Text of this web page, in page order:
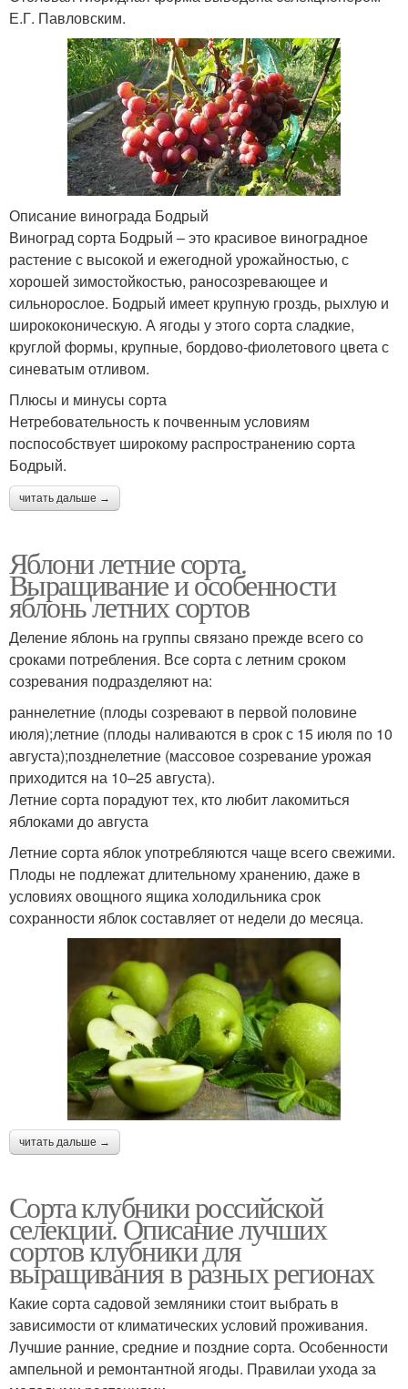
Е.Г. Павловским.
Описание винограда Бодрый
Виноград сорта Бодрый – это красивое виноградное
растение с высокой и ежегодной урожайностью, с
хорошей зимостойкостью, раносозревающее и
сильнорослое. Бодрый имеет крупную гроздь, рыхлую и
ширококоническую. А ягоды у этого сорта сладкие,
круглой формы, крупные, бордово-фиолетового цвета с
синеватым отливом.
Плюсы и минусы сорта
Нетребовательность к почвенным условиям
поспособствует широкому распространению сорта
Бодрый.
читать дальше →
Яблони летние сорта.
Выращивание и особенности
яблонь летних сортов
Деление яблонь на группы связано прежде всего со
сроками потребления. Все сорта с летним сроком
созревания подразделяют на:
раннелетние (плоды созревают в первой половине
июля);летние (плоды наливаются в срок с 15 июля по 10
августа);позднелетние (массовое созревание урожая
приходится на 10–25 августа).
Летние сорта порадуют тех, кто любит лакомиться
яблоками до августа
Летние сорта яблок употребляются чаще всего свежими.
Плоды не подлежат длительному хранению, даже в
условиях овощного ящика холодильника срок
сохранности яблок составляет от недели до месяца.
читать дальше →
Сорта клубники российской
селекции. Описание лучших
сортов клубники для
выращивания в разных регионах
Какие сорта садовой земляники стоит выбрать в
зависимости от климатических условий проживания.
Лучшие ранние, средние и поздние сорта. Особенности
ампельной и ремонтантной ягоды. Правилаи ухода за